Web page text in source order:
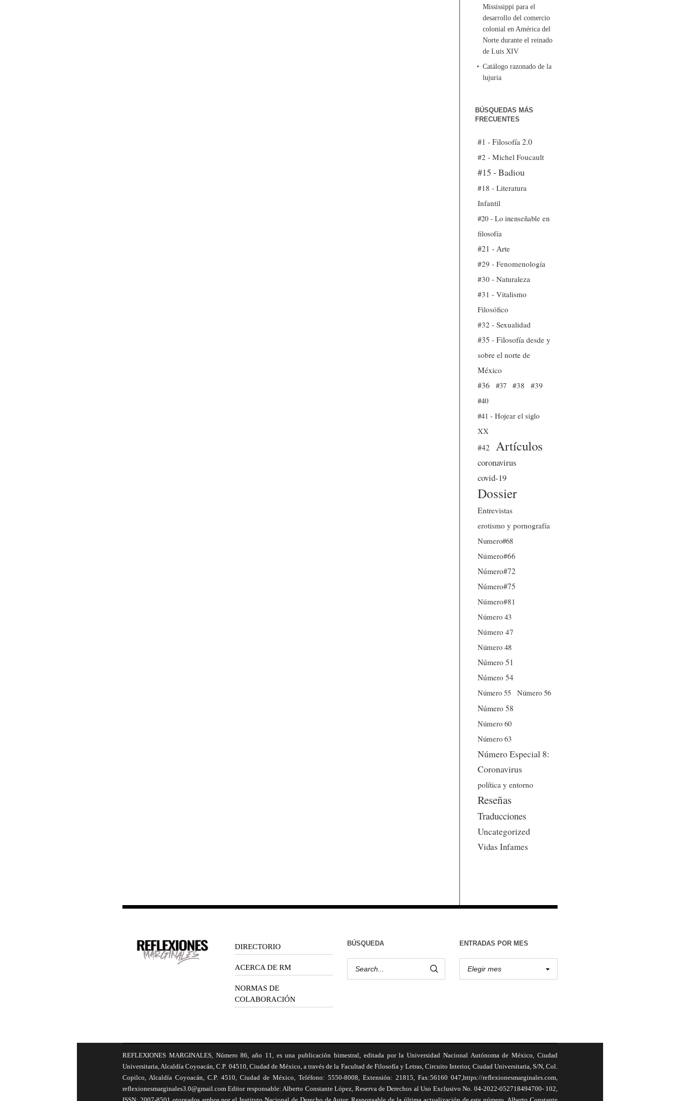
Mississippi para el
desarrollo del comercio
colonial en América del
Norte durante el reinado
de Luis XIV
Catálogo razonado de la
lujuria
BÚSQUEDAS MÁS
FRECUENTES
#1 - Filosofía 2.0
#2 - Michel Foucault
#15 - Badiou
#18 - Literatura
Infantil
#20 - Lo inenseñable en
filosofía
#21 - Arte
#29 - Fenomenología
#30 - Naturaleza
#31 - Vitalismo
Filosófico
#32 - Sexualidad
#35 - Filosofía desde y
sobre el norte de
México
#36
#37 #38
#39
#40
#41 - Hojear el siglo
XX
#42
Artículos
coronavirus
covid-19
Dossier
Entrevistas
erotismo y pornografía
Numero#68
Número#66
Número#72
Número#75
Número#81
Número 43
Número 47
Número 48
Número 51
Número 54
Número 55
Número 56
Número 58
Número 60
Número 63
Número Especial 8:
Coronavirus
política y entorno
Reseñas
Traducciones
Uncategorized
Vidas Infames
DIRECTORIO
ACERCA DE RM
NORMAS DE
COLABORACIÓN
BÚSQUEDA ENTRADAS POR MES
REFLEXIONES MARGINALES, Número 86, año 11, es una publicación bimestral, editada por la Universidad Nacional Autónoma de México, Ciudad
Universitaria, Alcaldía Coyoacán, C.P. 04510, Ciudad de México, a través de la Facultad de Filosofía y Letras, Circuito Interior, Ciudad Universitaria, S/N, Col.
Copilco, Alcaldía Coyoacán, C.P. 4510, Ciudad de México, Teléfono: 5550-8008, Extensión: 21815, Fax:56160 047,https://reflexionesmarginales.com,
reflexionesmarginales3.0@gmail.com Editor responsable: Alberto Constante López, Reserva de Derechos al Uso Exclusivo No. 04-2022-052718494700- 102,